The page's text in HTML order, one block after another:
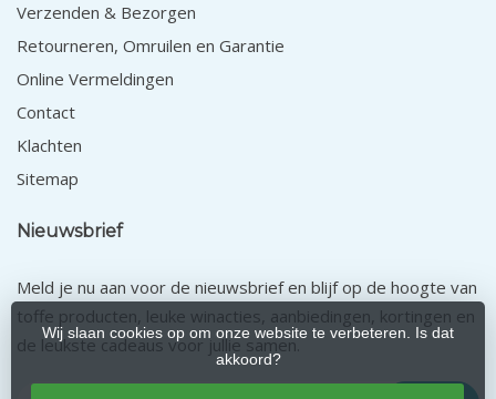
Wij slaan cookies op om onze website te verbeteren. Is dat
akkoord?
Verzenden & Bezorgen
Retourneren, Omruilen en Garantie
Online Vermeldingen
Contact
Klachten
Sitemap
Nieuwsbrief
Meld je nu aan voor de nieuwsbrief en blijf op de hoogte van
toffe producten, leuke winacties, aanbiedingen, kortingen en
de leukste cadeaus voor jullie samen.